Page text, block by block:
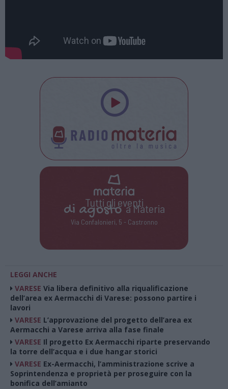
Tutti gli eventi
di agostoa Materia
Via Confalonieri, 5 - Castronno
LEGGI ANCHE
VARESE Via libera definitivo alla riqualificazione
dell’area ex Aermacchi di Varese: possono partire i
lavori
VARESE L’approvazione del progetto dell’area ex
Aermacchi a Varese arriva alla fase finale
VARESE Il progetto Ex Aermacchi riparte preservando
la torre dell’acqua e i due hangar storici
VARESE Ex-Aermacchi, l’amministrazione scrive a
Soprintendenza e proprietà per proseguire con la
bonifica dell’amianto